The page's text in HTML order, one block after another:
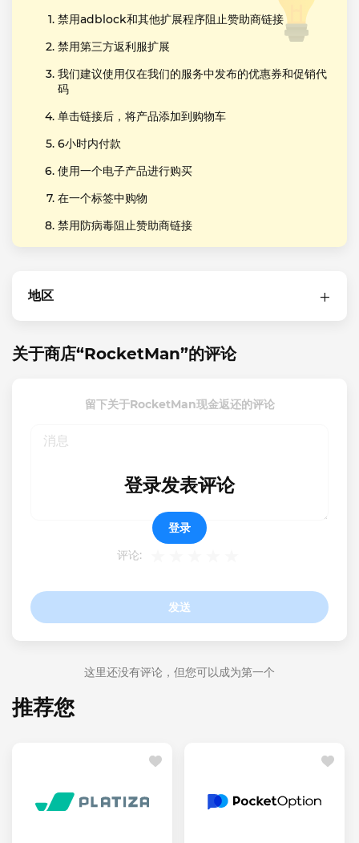
禁用adblock和其他扩展程序阻止赞助商链接
禁用第三方返利服扩展
我们建议使用仅在我们的服务中发布的优惠券和促销代
码
单击链接后，将产品添加到购物车
6小时内付款
使用一个电子产品进行购买
在一个标签中购物
禁用防病毒阻止赞助商链接
地区
关于商店“RocketMan”的评论
留下关于RocketMan现金返还的评论
评论:
发送
登录发表评论
登录
这里还没有评论，但您可以成为第一个
推荐您